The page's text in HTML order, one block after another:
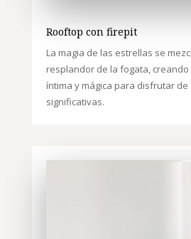
Rooftop con firepit
La magia de las estrellas se
resplandor de la fogata,
íntima y mágica para disfrutar
significativas.